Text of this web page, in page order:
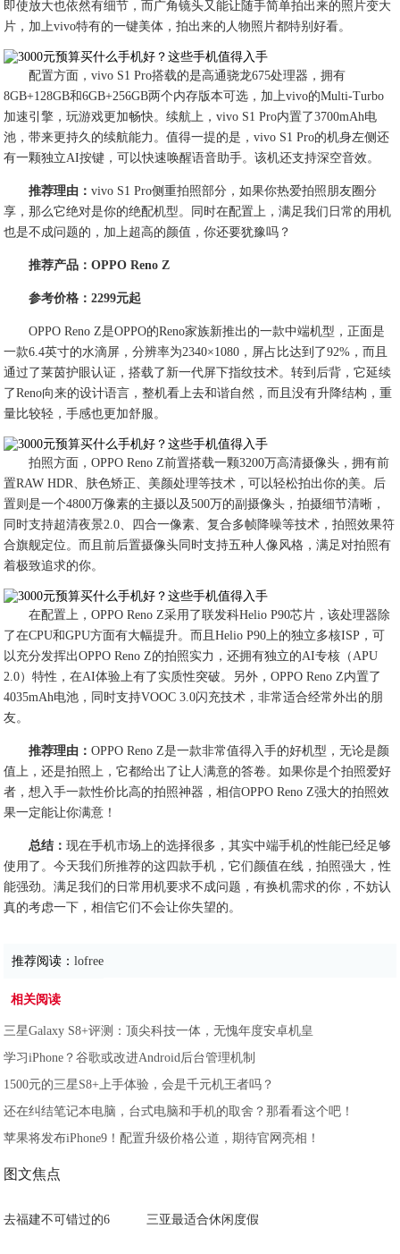
即使放大也依然有细节，而广角镜头又能让随手简单拍出来的照片变大
片，加上vivo特有的一键美体，拍出来的人物照片都特别好看。
配置方面，vivo S1 Pro搭载的是高通骁龙675处理器，拥有
8GB+128GB和6GB+256GB两个内存版本可选，加上vivo的Multi-Turbo
加速引擎，玩游戏更加畅快。续航上，vivo S1 Pro内置了3700mAh电
池，带来更持久的续航能力。值得一提的是，vivo S1 Pro的机身左侧还
有一颗独立AI按键，可以快速唤醒语音助手。该机还支持深空音效。
推荐理由：vivo S1 Pro侧重拍照部分，如果你热爱拍照朋友圈分
享，那么它绝对是你的绝配机型。同时在配置上，满足我们日常的用机
也是不成问题的，加上超高的颜值，你还要犹豫吗？
推荐产品：OPPO Reno Z
参考价格：2299元起
OPPO Reno Z是OPPO的Reno家族新推出的一款中端机型，正面是
一款6.4英寸的水滴屏，分辨率为2340×1080，屏占比达到了92%，而且
通过了莱茵护眼认证，搭载了新一代屏下指纹技术。转到后背，它延续
了Reno向来的设计语言，整机看上去和谐自然，而且没有升降结构，重
量比较轻，手感也更加舒服。
拍照方面，OPPO Reno Z前置搭载一颗3200万高清摄像头，拥有前
置RAW HDR、肤色矫正、美颜处理等技术，可以轻松拍出你的美。后
置则是一个4800万像素的主摄以及500万的副摄像头，拍摄细节清晰，
同时支持超清夜景2.0、四合一像素、复合多帧降噪等技术，拍照效果符
合旗舰定位。而且前后置摄像头同时支持五种人像风格，满足对拍照有
着极致追求的你。
在配置上，OPPO Reno Z采用了联发科Helio P90芯片，该处理器除
了在CPU和GPU方面有大幅提升。而且Helio P90上的独立多核ISP，可
以充分发挥出OPPO Reno Z的拍照实力，还拥有独立的AI专核（APU
2.0）特性，在AI体验上有了实质性突破。另外，OPPO Reno Z内置了
4035mAh电池，同时支持VOOC 3.0闪充技术，非常适合经常外出的朋
友。
推荐理由：OPPO Reno Z是一款非常值得入手的好机型，无论是颜
值上，还是拍照上，它都给出了让人满意的答卷。如果你是个拍照爱好
者，想入手一款性价比高的拍照神器，相信OPPO Reno Z强大的拍照效
果一定能让你满意！
总结：现在手机市场上的选择很多，其实中端手机的性能已经足够
使用了。今天我们所推荐的这四款手机，它们颜值在线，拍照强大，性
能强劲。满足我们的日常用机要求不成问题，有换机需求的你，不妨认
真的考虑一下，相信它们不会让你失望的。
推荐阅读：lofree
相关阅读
三星Galaxy S8+评测：顶尖科技一体，无愧年度安卓机皇
学习iPhone？谷歌或改进Android后台管理机制
1500元的三星S8+上手体验，会是千元机王者吗？
还在纠结笔记本电脑，台式电脑和手机的取舍？那看看这个吧！
苹果将发布iPhone9！配置升级价格公道，期待官网亮相！
图文焦点
去福建不可错过的6 三亚最适合休闲度假